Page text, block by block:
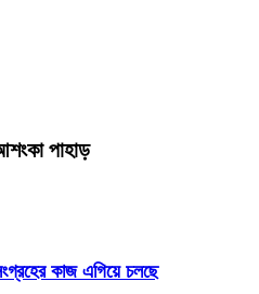
পাহাড়
কাজ এগিয়ে চলছে